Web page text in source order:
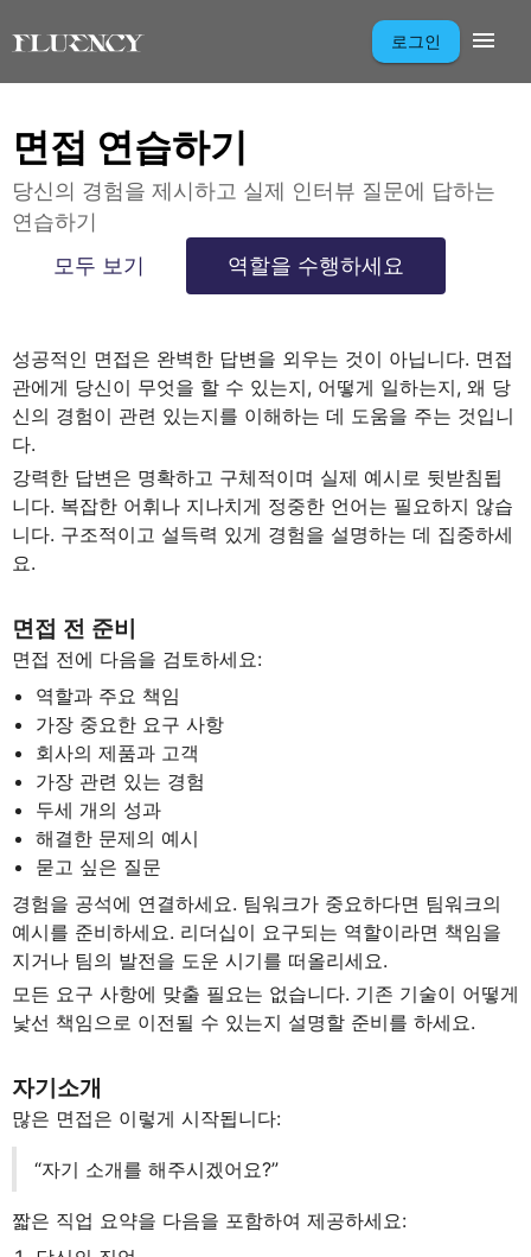
로그인
면접 연습하기
당신의 경험을 제시하고 실제 인터뷰 질문에 답하는
연습하기
모두 보기
역할을 수행하세요
성공적인 면접은 완벽한 답변을 외우는 것이 아닙니다. 면접
관에게 당신이 무엇을 할 수 있는지, 어떻게 일하는지, 왜 당
신의 경험이 관련 있는지를 이해하는 데 도움을 주는 것입니
다.
강력한 답변은 명확하고 구체적이며 실제 예시로 뒷받침됩
니다. 복잡한 어휘나 지나치게 정중한 언어는 필요하지 않습
니다. 구조적이고 설득력 있게 경험을 설명하는 데 집중하세
요.
면접 전 준비
면접 전에 다음을 검토하세요:
역할과 주요 책임
가장 중요한 요구 사항
회사의 제품과 고객
가장 관련 있는 경험
두세 개의 성과
해결한 문제의 예시
묻고 싶은 질문
경험을 공석에 연결하세요. 팀워크가 중요하다면 팀워크의
예시를 준비하세요. 리더십이 요구되는 역할이라면 책임을
지거나 팀의 발전을 도운 시기를 떠올리세요.
모든 요구 사항에 맞출 필요는 없습니다. 기존 기술이 어떻게
낯선 책임으로 이전될 수 있는지 설명할 준비를 하세요.
자기소개
많은 면접은 이렇게 시작됩니다:
“자기 소개를 해주시겠어요?”
짧은 직업 요약을 다음을 포함하여 제공하세요: